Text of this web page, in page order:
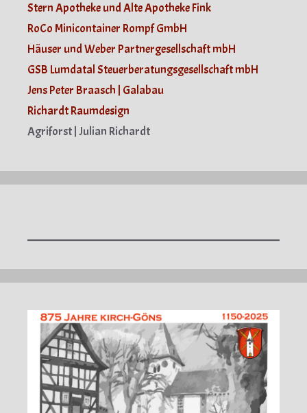
Stern Apotheke und Alte Apotheke Fink
RoCo Minicontainer Rompf GmbH
Häuser und Weber Partnergesellschaft mbH
GSB Lumdatal Steuerberatungsgesellschaft mbH
Jens Peter Braasch | Galabau
Richardt Raumdesign
Agriforst | Julian Richardt